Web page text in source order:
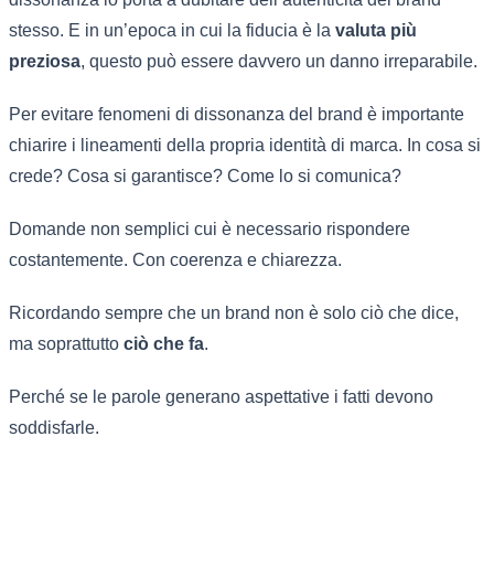
stesso. E in un’epoca in cui la fiducia è la valuta più
preziosa, questo può essere davvero un danno irreparabile.
Per evitare fenomeni di dissonanza del brand è importante
chiarire i lineamenti della propria identità di marca. In cosa si
crede? Cosa si garantisce? Come lo si comunica?
Domande non semplici cui è necessario rispondere
costantemente. Con coerenza e chiarezza.
Ricordando sempre che un brand non è solo ciò che dice,
ma soprattutto ciò che fa.
Perché se le parole generano aspettative i fatti devono
soddisfarle.